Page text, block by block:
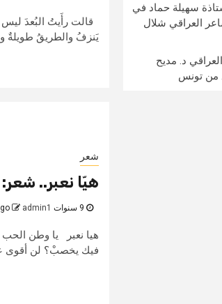
قالت رأَيتُ البُعدَ
يَنزفُ والطريقُ طويلةٌ
شعر
هيّا نعبر..
admin1
هيا نعبر يا وطن الحب
فيك يخصبْ؟ لن أقوى
سهيلة حماد في
العراقي شلال
د. مديح
من تونس